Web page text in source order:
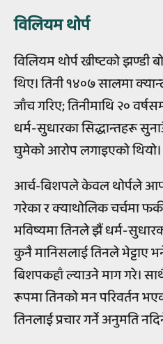
विलियम थोर्प
विलियम थोर्प ख्रीष्टको झण्डी
थिए। तिनी १४०७ सालमा
जाँच गरिए; तिनीमाथि २०
धर्म-सुधारका सिद्धान्तहरू
घुमेको आरोप लगाइएको थियो।
आर्च-बिशपले केवल थोर्पले
गरेका र क्याथोलिक चर्चमा
भविष्यमा तिनले झैं धर्म-
कुनै मानिसलाई तिनले भेट्टाए
बिशपकहाँ ल्याउने माग गरे।
रूपमा तिनको मन परिवर्तन
तिनलाई प्रचार गर्ने अनुमति